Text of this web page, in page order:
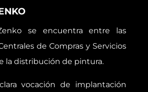
se encuentra entre las
de Compras y Servicios
la distribución de pintura.
vocación de implantación